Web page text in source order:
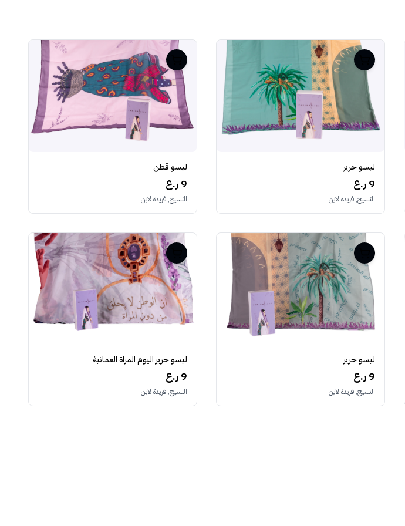
ليسو حرير
9 ر.ع
النسيج, فريدة لاين
ليسو قطن
9 ر.ع
النسيج, فريدة لاين
ليسو حرير
9 ر.ع
النسيج, فريدة لاين
ليسو حرير اليوم المراة العمانية
9 ر.ع
النسيج, فريدة لاين